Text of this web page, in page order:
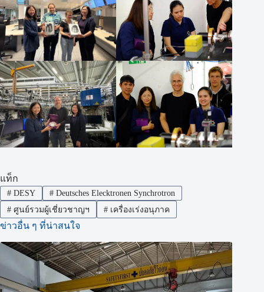
แท็ก
#DESY #Deutsches Elecktronen Synchrotron
#ศูนย์รวมผู้เชี่ยวชาญฯ #เครื่องเร่งอนุภาค
ข่าวอื่น ๆ ที่น่าสนใจ